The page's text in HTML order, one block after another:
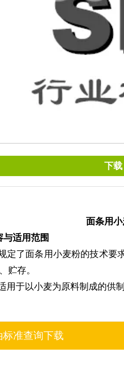
下载
面条用
与适用范围
了面条用小麦粉的技术要
贮存。
于以小麦为原料制成的供制
标准查询下载